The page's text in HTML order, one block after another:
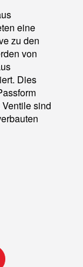
eine
zu den
von
Dies
sind